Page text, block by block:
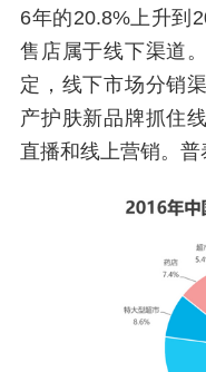
6年的20.8%上升到
售店属于线下渠道
定，线下市场分销
产护肤新品牌抓住
直播和线上营销。普